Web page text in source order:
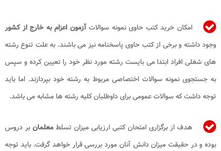
امکان خرید کتب حاوی نمونه سوالاتآزمون اعزام به خارج از کشور
وجود داشته و برخی از کتب حاوی پاسخنامه نیز می باشند. به علت تنوع رشته
های شغلی افراد ابتدا می بایست رشته مورد نظر خود را تعیین کرده و سپس
به جستجوی نمونه سوالات اختصاصی مربوط به رشته خود بپردازند. اما باید
توجه داشت که سوالات عمومی برای داوطلبان کلیه رشته ها مشابه می باشد.
هدف از برگزاری امتحان کتبی ارزیابی میزان تسلط معلمان بر دروس
بوده و در حقیقت میزان دانش آنان مورد بررسی قرار خواهد گرفت. باید توجه